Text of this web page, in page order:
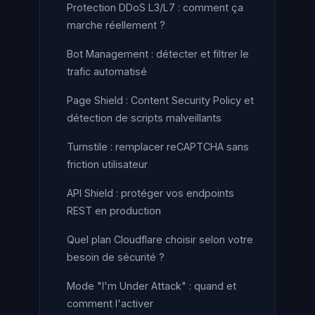
Protection DDoS L3/L7 : comment ça
marche réellement ?
Bot Management : détecter et filtrer le
trafic automatisé
Page Shield : Content Security Policy et
détection de scripts malveillants
Turnstile : remplacer reCAPTCHA sans
friction utilisateur
API Shield : protéger vos endpoints
REST en production
Quel plan Cloudflare choisir selon votre
besoin de sécurité ?
Mode "I'm Under Attack" : quand et
comment l'activer